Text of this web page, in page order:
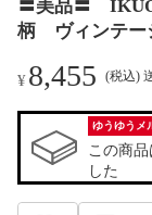
〓美品〓
柄 ヴィンテー
¥8,455 (税込)
ゆうゆうメ
この商品
した